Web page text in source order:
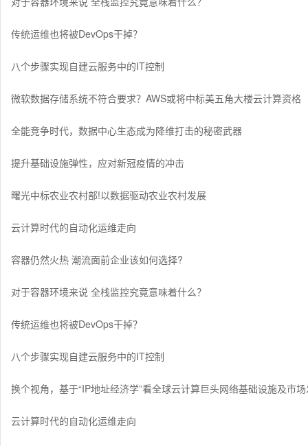
传统运维也将被DevOps干掉？
八个步骤实现自建云服务中的IT控制
微软数据存储系统不符合要求？AWS或将中标美五角大楼云计算资格
全能竞争时代，数据中心生态成为降维打击的秘密武器
提升基础设施弹性，应对新冠疫情的冲击
曙光中标农业农村部!以数据驱动农业农村发展
云计算时代的自动化运维走向
容器仍然火热 潮流面前企业该如何选择?
对于容器环境来说 全栈监控究竟意味着什么？
传统运维也将被DevOps干掉？
八个步骤实现自建云服务中的IT控制
换个视角，基于“IP地址经济学”看全球云计算巨头网络基础设施及市
云计算时代的自动化运维走向